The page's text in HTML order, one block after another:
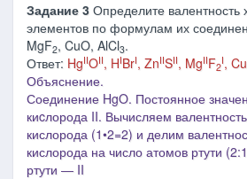
Задание 3 Определите валентность
элементов по формулам их
MgF2, CuO, AlCl3.
Ответ: HgIIOII, HIBrI, ZnIISII, MgIIF2
I, Cu
Объяснение.
Соединение HgO. Постоянное
киcлорода II. Вычисляем
кислорода (1•2=2) и делим
кислорода на число атомов ртути
ртути ― II